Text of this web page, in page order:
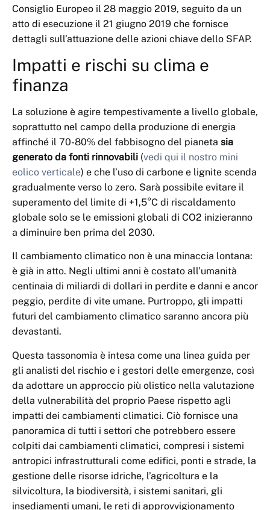
Consiglio Europeo il 28 maggio 2019, seguito da un
atto di esecuzione il 21 giugno 2019 che fornisce
dettagli sull’attuazione delle azioni chiave dello SFAP.
Impatti e rischi su clima e
finanza
La soluzione è agire tempestivamente a livello globale,
soprattutto nel campo della produzione di energia
affinché il 70-80% del fabbisogno del pianeta sia
generato da fonti rinnovabili (vedi qui il nostro mini
eolico verticale) e che l’uso di carbone e lignite scenda
gradualmente verso lo zero. Sarà possibile evitare il
superamento del limite di +1,5°C di riscaldamento
globale solo se le emissioni globali di CO2 inizieranno
a diminuire ben prima del 2030.
Il cambiamento climatico non è una minaccia lontana:
è già in atto. Negli ultimi anni è costato all’umanità
centinaia di miliardi di dollari in perdite e danni e ancor
peggio, perdite di vite umane. Purtroppo, gli impatti
futuri del cambiamento climatico saranno ancora più
devastanti.
Questa tassonomia è intesa come una linea guida per
gli analisti del rischio e i gestori delle emergenze, così
da adottare un approccio più olistico nella valutazione
della vulnerabilità del proprio Paese rispetto agli
impatti dei cambiamenti climatici. Ciò fornisce una
panoramica di tutti i settori che potrebbero essere
colpiti dai cambiamenti climatici, compresi i sistemi
antropici infrastrutturali come edifici, ponti e strade, la
gestione delle risorse idriche, l’agricoltura e la
silvicoltura, la biodiversità, i sistemi sanitari, gli
insediamenti umani, le reti di approvvigionamento